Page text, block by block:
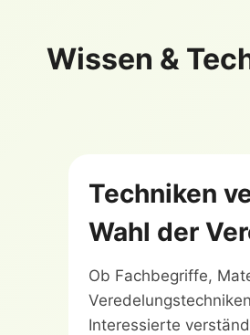
Wissen &
Techniken
Wahl der
Ob Fachbegriffe,
Interessierte